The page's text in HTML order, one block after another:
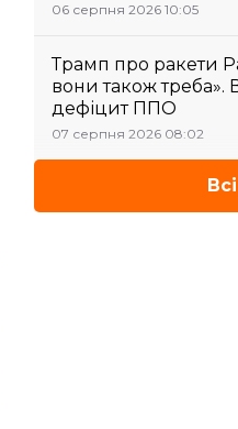
06 серпня 2026 10:05
Трамп про ракети
вони також треба».
дефіцит ППО
07 серпня 2026 08:02